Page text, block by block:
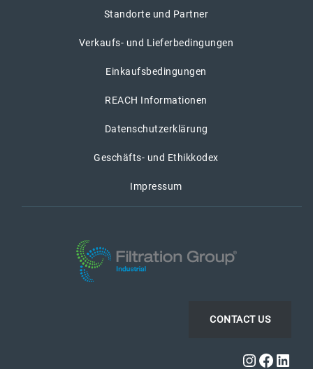
Standorte und Partner
Verkaufs- und Lieferbedingungen
Einkaufsbedingungen
REACH Informationen
Datenschutzerklärung
Geschäfts- und Ethikkodex
Impressum
CONTACT US